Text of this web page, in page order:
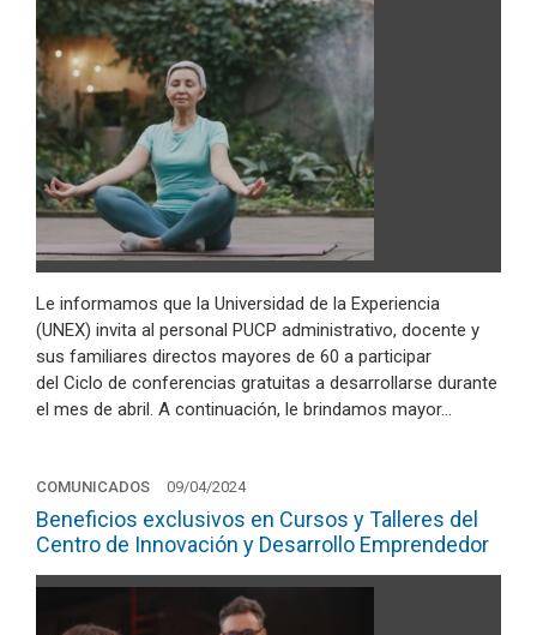
Le informamos que la Universidad de la Experiencia
(UNEX) invita al personal PUCP administrativo, docente y
sus familiares directos mayores de 60 a participar
del Ciclo de conferencias gratuitas a desarrollarse durante
el mes de abril. A continuación, le brindamos mayor…
COMUNICADOS 09/04/2024
Beneficios exclusivos en Cursos y Talleres del
Centro de Innovación y Desarrollo Emprendedor